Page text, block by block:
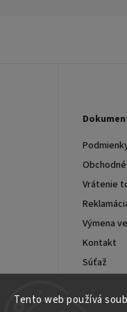
Tento web používá
Vrátenie
Výmena
Kontakt
Súťaž